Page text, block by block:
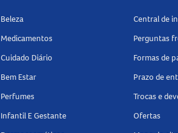
Beleza
Medicamentos
Cuidado Diário
Bem Estar
Perfumes
Infantil E Gestante
Central de
Perguntas
Formas de
Prazo de
Trocas e
Ofertas